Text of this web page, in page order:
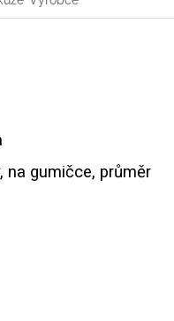
na gumičce, průměr